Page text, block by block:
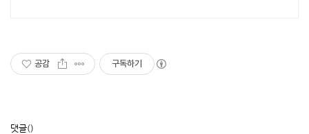
공감 구독하기
댓글()